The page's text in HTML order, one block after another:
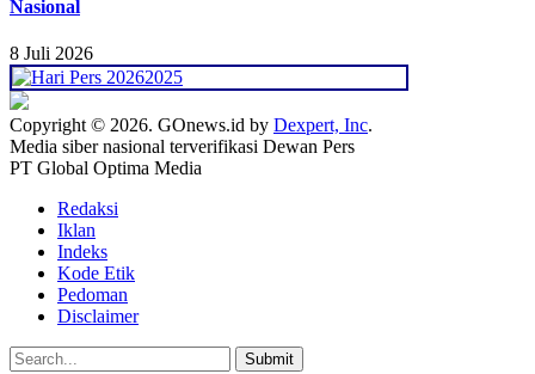
Nasional
8 Juli 2026
Copyright © 2026. GOnews.id by Dexpert, Inc.
Media siber nasional terverifikasi Dewan Pers
PT Global Optima Media
Redaksi
Iklan
Indeks
Kode Etik
Pedoman
Disclaimer
Submit